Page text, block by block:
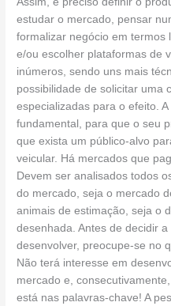
estudar o mercado, pensar
formalizar negócio em termos
e/ou escolher plataformas de
inúmeros, sendo uns mais
possibilidade de solicitar uma
especializadas para o efeito.
fundamental, para que o seu
que exista um público-alvo
veicular. Há mercados que
Devem ser analisados todos
do mercado, seja o mercado
animais de estimação, seja o
desenhada. Antes de decidir
desenvolver, preocupe-se no
Não terá interesse em
mercado e,
está nas palavras-chave! A